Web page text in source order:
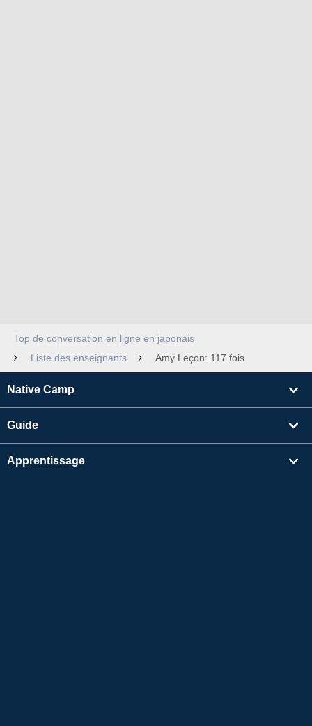
Top de conversation en ligne en japonais
Liste des enseignants
Amy Leçon: 117 fois
Native Camp
Guide
Apprentissage